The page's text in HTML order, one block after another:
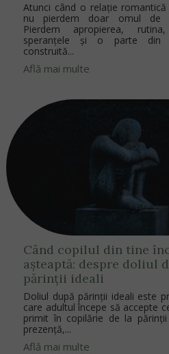
Atunci când o relație romantică
nu pierdem doar omul de
Pierdem apropierea,
speranțele și o parte din
construită...
Află mai multe
Când copilul din tine
așteaptă: despre doliul
părinții ideali
Doliul după părinții ideali este
care adultul începe să accepte
primit în copilărie de la părinții
prezență,...
Află mai multe